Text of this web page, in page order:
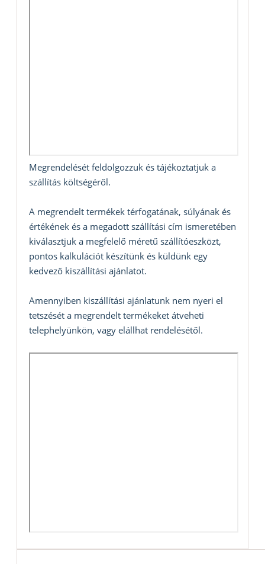
Megrendelését feldolgozzuk és tájékoztatjuk a
szállítás költségéről.
A megrendelt termékek térfogatának, súlyának és
értékének és a megadott szállítási cím ismeretében
kiválasztjuk a megfelelő méretű szállítóeszközt,
pontos kalkulációt készítünk és küldünk egy
kedvező kiszállítási ajánlatot.
Amennyiben kiszállítási ajánlatunk nem nyeri el
tetszését a megrendelt termékeket átveheti
telephelyünkön, vagy elállhat rendelésétől.